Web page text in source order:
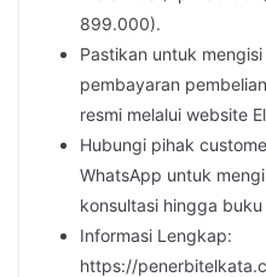
899.000).
Pastikan untuk
pembayaran
resmi melalui website
Hubungi pihak
WhatsApp untuk
konsultasi hingga
Informasi Lengkap:
https://